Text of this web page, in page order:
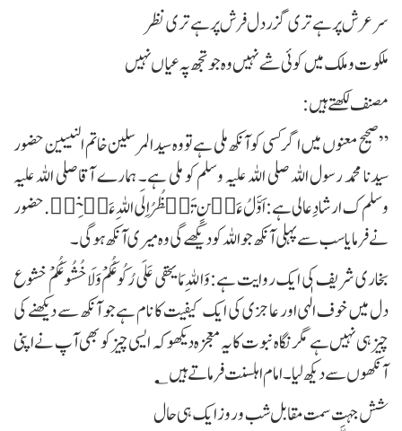
سر عرش پر ہے تری گزر دل فرش پر ہے تری نظر​
ملکوت و ملک میں کوئی شے نہیں وہ جو تجھ پہ عیاں نہیں
مصنف لکھتے ہیں:
”صحیح معنوں میں اگر کسی کو آنکھ ملی ہے تو وہ سید المرسلین خاتم النبیین حضور
سیدنا محمد رسول اللہ صلی اللہ علیہ وسلم کو ملی ہے۔ ہمارے آقا صلی اللہ علیہ
وسلم ک ارشادِ عالی ہے: اَوَّلُ عَیۡنٍ تَنۡظُرُ اِلَی اللہِ عَیۡنِیۡ. حضور
نے فرمایا سب سے پہلی آنکھ جو اللہ کو دیکھے گی وہ میری آنکھ ہوگی۔
بخاری شریف کی ایک روایت ہے:وَاللهِ مَا یخفی عَلَی رُكُوعُكُمْ وَلَا خُشُوعُكُمْ خشوع
دل میں خوف الٰہی اور عاجزی کی ایک کیفیت کا نام ہے جو آنکھ سے دیکھنے کی
چیز ہی نہیں ہے مگر نگاہ نبوت کا یہ معجزہ دیکھو کہ ایسی چیز کو بھی آپ نے اپنی
آنکھوں سے دیکھ لیا۔ امام اہلسنت فرماتے ہیں؂
شش جہت سمت مقابل شب و روز ایک ہی حال